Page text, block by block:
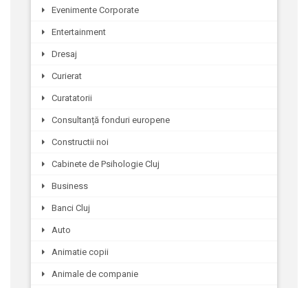
Evenimente Corporate
Entertainment
Dresaj
Curierat
Curatatorii
Consultanță fonduri europene
Constructii noi
Cabinete de Psihologie Cluj
Business
Banci Cluj
Auto
Animatie copii
Animale de companie